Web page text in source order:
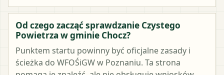
Od czego zacząć sprawdzanie Czystego
Powietrza w gminie Chocz?
Punktem startu powinny być oficjalne zasady i
ścieżka do WFOŚiGW w Poznaniu. Ta strona